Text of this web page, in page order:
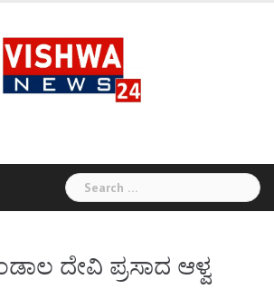
Search
for:
ದೇವಿ ಪ್ರಸಾದ ಆಳ್ವ